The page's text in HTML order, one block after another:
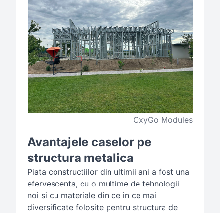
OxyGo Modules
Avantajele caselor pe
structura metalica
Piata constructiilor din ultimii ani a fost una
efervescenta, cu o multime de tehnologii
noi si cu materiale din ce in ce mai
diversificate folosite pentru structura de